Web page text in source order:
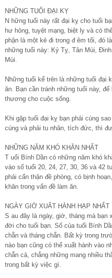
NHỮNG TUỔI ĐẠI KỴ
N hững tuổi này rất đại kỵ cho tuổi
hư hỏng, tuyệt mạng, biệt ly và có
phận là một kẻ đi trong đ êm tối, đó
những tuổi này: Kỷ Tỵ, Tân Mùi,
Mùi.
Những tuổi kể trên là những tuổi đại
ăn. Bạn cần tránh những tuổi này,
thương cho cuộc sống.
Khi gặp tuổi đại kỵ bạn phải cúng
cúng và phải tu nhân, tích đức, thì
NHỮNG NĂM KHÓ KHĂN NHẤT
T uổi Bính Dần có những năm khó
vào số tuổi 20, 24, 27, 30, 36 và 42
phải cẩn thận đề phòng, có bịnh
khăn trong vấn đề làm ăn.
NGÀY GIỜ XUẤT HÀNH HẠP NHẤT
S au đây là ngày, giờ, tháng mà bạn
đời cho tuổi bạn. Số của tuổi Bính
chẵn và tháng chẵn. Bất kỳ trong
nào bạn cũng có thể xuất hành vào
chẵn cả, chẳng những mang nhiều
trong bất kỳ việc gì.